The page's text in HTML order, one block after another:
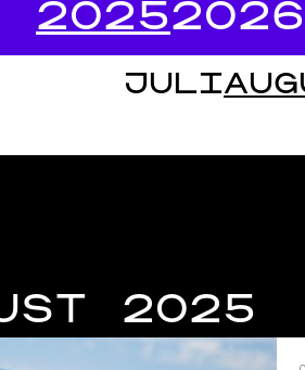
20252026
JULI
2025